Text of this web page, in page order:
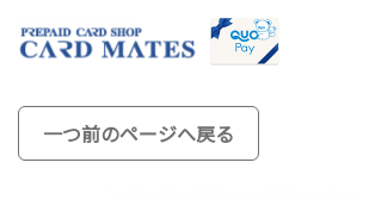
一つ前のページへ戻る